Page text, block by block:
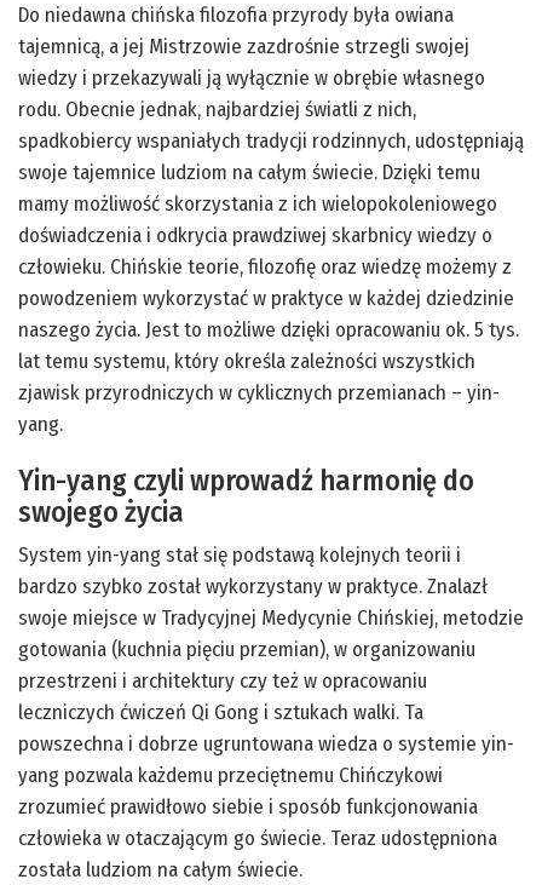
Do niedawna chińska filozofia przyrody była owiana
tajemnicą, a jej Mistrzowie zazdrośnie strzegli swojej
wiedzy i przekazywali ją wyłącznie w obrębie własnego
rodu. Obecnie jednak, najbardziej światli z nich,
spadkobiercy wspaniałych tradycji rodzinnych, udostępniają
swoje tajemnice ludziom na całym świecie. Dzięki temu
mamy możliwość skorzystania z ich wielopokoleniowego
doświadczenia i odkrycia prawdziwej skarbnicy wiedzy o
człowieku. Chińskie teorie, filozofię oraz wiedzę możemy z
powodzeniem wykorzystać w praktyce w każdej dziedzinie
naszego życia. Jest to możliwe dzięki opracowaniu ok. 5 tys.
lat temu systemu, który określa zależności wszystkich
zjawisk przyrodniczych w cyklicznych przemianach – yin-
yang.
Yin-yang czyli wprowadź harmonię do
swojego życia
System yin-yang stał się podstawą kolejnych teorii i
bardzo szybko został wykorzystany w praktyce. Znalazł
swoje miejsce w Tradycyjnej Medycynie Chińskiej, metodzie
gotowania (kuchnia pięciu przemian), w organizowaniu
przestrzeni i architektury czy też w opracowaniu
leczniczych ćwiczeń Qi Gong i sztukach walki. Ta
powszechna i dobrze ugruntowana wiedza o systemie yin-
yang pozwala każdemu przeciętnemu Chińczykowi
zrozumieć prawidłowo siebie i sposób funkcjonowania
człowieka w otaczającym go świecie. Teraz udostępniona
została ludziom na całym świecie.